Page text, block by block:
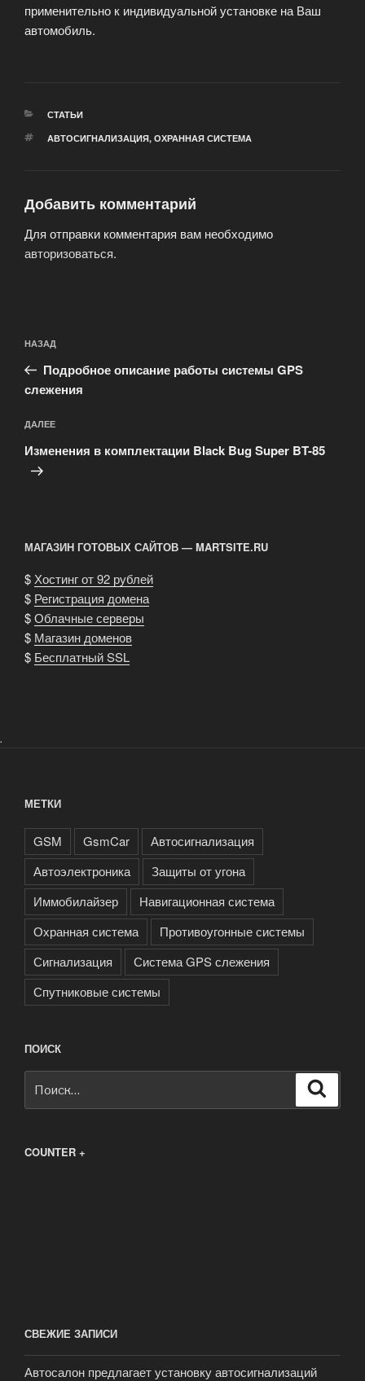
применительно к индивидуальной установке на Ваш
автомобиль.
РУБРИКИ
СТАТЬИ
МЕТКИ
АВТОСИГНАЛИЗАЦИЯ, ОХРАННАЯ СИСТЕМА
Добавить комментарий
Для отправки комментария вам необходимо
авторизоваться.
по
записям
Предыдущая
запись:
НАЗАД
Подробное описание работы системы GPS
слежения
Следующая
запись
ДАЛЕЕ
Изменения в комплектации Black Bug Super BT-85
МАГАЗИН ГОТОВЫХ САЙТОВ — MARTSITE.RU
$ Хостинг от 92 рублей
$ Регистрация домена
$Облачные серверы
$ Магазин доменов
$ Бесплатный SSL
.
МЕТКИ
GSM GsmCar
Автосигнализация
Автоэлектроника
Защиты от угона
Иммобилайзер
Навигационная система
Охранная система
Противоугонные системы
Сигнализация
Система GPS слежения
Спутниковые системы
ПОИСК
COUNTER +
СВЕЖИЕ ЗАПИСИ
Автосалон предлагает установку автосигнализаций